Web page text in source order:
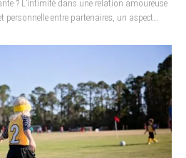
? L’intimité dans une relation amoureuse
personnelle entre partenaires, un aspect…